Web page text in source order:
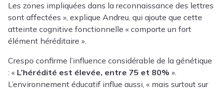
Les zones impliquées dans la reconnaissance des lettres
sont affectées », explique Andreu, qui ajoute que cette
atteinte cognitive fonctionnelle « comporte un fort
élément héréditaire ».
Crespo confirme l’influence considérable de la génétique
: « L’hérédité est élevée, entre 75 et 80% ».
L’environnement éducatif influe aussi, « mais surtout sur